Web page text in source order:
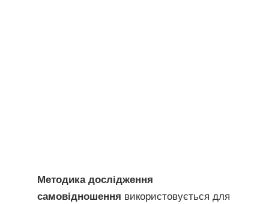
Методика дослідження
самовідношення використовується для